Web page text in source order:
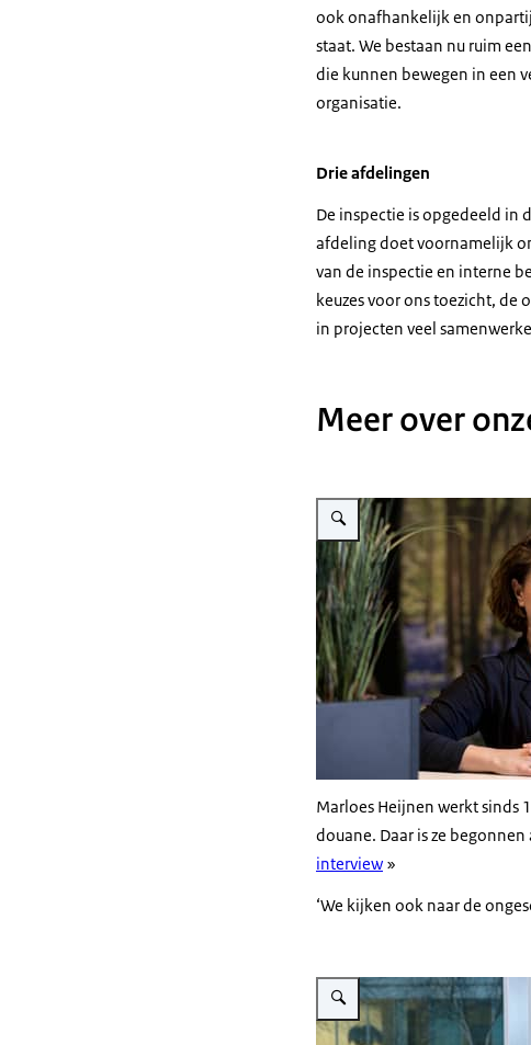
ook onafhankelijk en
staat. We bestaan nu ruim
die kunnen bewegen in een
organisatie.
Drie afdelingen
De inspectie is opgedeeld in
afdeling doet voornamelijk
van de inspectie en interne
keuzes voor ons toezicht, de
in projecten veel
Meer over
Vergroot afbeelding
Marloes Heijnen werkt sinds
douane. Daar is ze
interview »
‘We kijken ook naar de
Vergroot afbeelding